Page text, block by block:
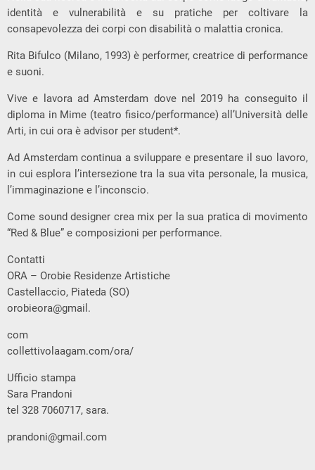
identità e vulnerabilità e su pratiche per coltivare la
consapevolezza dei corpi con disabilità o malattia cronica.
Rita Bifulco (Milano, 1993) è performer, creatrice di performance
e suoni.
Vive e lavora ad Amsterdam dove nel 2019 ha conseguito il
diploma in Mime (teatro fisico/performance) all’Università delle
Arti, in cui ora è advisor per student*.
Ad Amsterdam continua a sviluppare e presentare il suo lavoro,
in cui esplora l’intersezione tra la sua vita personale, la musica,
l’immaginazione e l’inconscio.
Come sound designer crea mix per la sua pratica di movimento
“Red & Blue” e composizioni per performance.
Contatti
ORA – Orobie Residenze Artistiche
Castellaccio, Piateda (SO)
orobieora@gmail.
com
collettivolaagam.com/ora/
Ufficio stampa
Sara Prandoni
tel 328 7060717, sara.
prandoni@gmail.com